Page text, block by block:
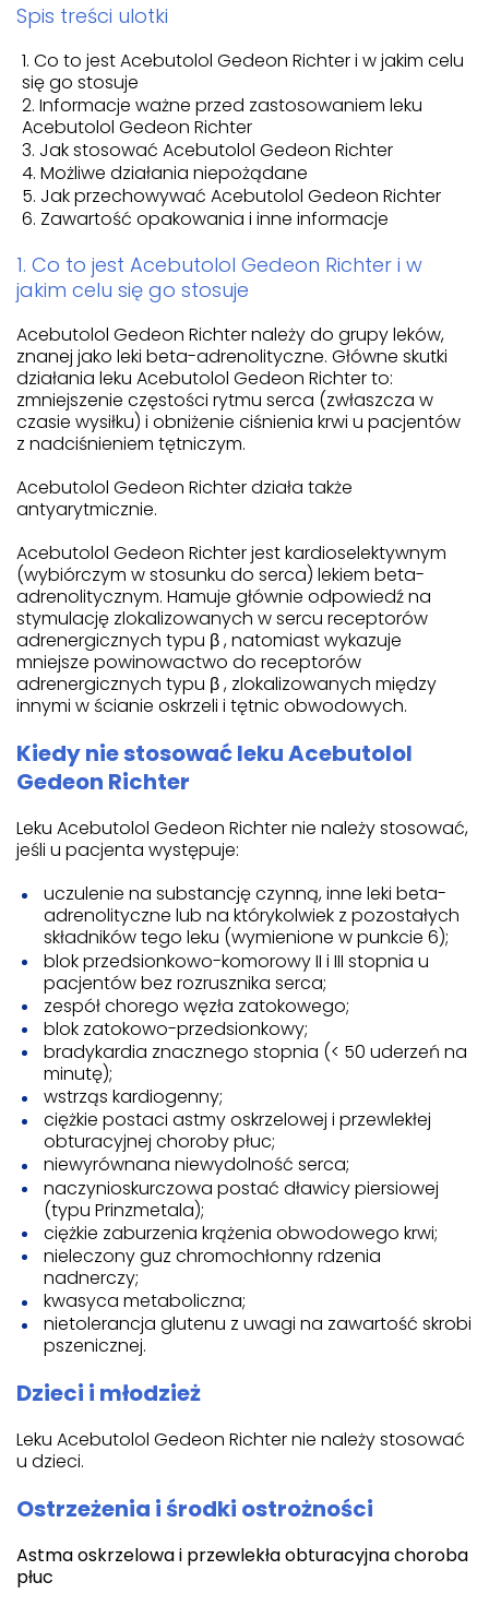
Spis treści ulotki
Co to jest Acebutolol Gedeon Richter i w jakim celu
się go stosuje
Informacje ważne przed zastosowaniem leku
Acebutolol Gedeon Richter
Jak stosować Acebutolol Gedeon Richter
Możliwe działania niepożądane
Jak przechowywać Acebutolol Gedeon Richter
Zawartość opakowania i inne informacje
1. Co to jest Acebutolol Gedeon Richter i w
jakim celu się go stosuje
Acebutolol Gedeon Richter należy do grupy leków,
znanej jako leki beta-adrenolityczne. Główne skutki
działania leku Acebutolol Gedeon Richter to:
zmniejszenie częstości rytmu serca (zwłaszcza w
czasie wysiłku) i obniżenie ciśnienia krwi u pacjentów
z nadciśnieniem tętniczym.
Acebutolol Gedeon Richter działa także
antyarytmicznie.
Acebutolol Gedeon Richter jest kardioselektywnym
(wybiórczym w stosunku do serca) lekiem beta-
adrenolitycznym. Hamuje głównie odpowiedź na
stymulację zlokalizowanych w sercu receptorów
adrenergicznych typu β , natomiast wykazuje
mniejsze powinowactwo do receptorów
adrenergicznych typu β , zlokalizowanych między
innymi w ścianie oskrzeli i tętnic obwodowych.
Kiedy nie stosować leku Acebutolol
Gedeon Richter
Leku Acebutolol Gedeon Richter nie należy stosować,
jeśli u pacjenta występuje:
uczulenie na substancję czynną, inne leki beta-
adrenolityczne lub na którykolwiek z pozostałych
składników tego leku (wymienione w punkcie 6);
blok przedsionkowo-komorowy II i III stopnia u
pacjentów bez rozrusznika serca;
zespół chorego węzła zatokowego;
blok zatokowo-przedsionkowy;
bradykardia znacznego stopnia (< 50 uderzeń na
minutę);
wstrząs kardiogenny;
ciężkie postaci astmy oskrzelowej i przewlekłej
obturacyjnej choroby płuc;
niewyrównana niewydolność serca;
naczynioskurczowa postać dławicy piersiowej
(typu Prinzmetala);
ciężkie zaburzenia krążenia obwodowego krwi;
nieleczony guz chromochłonny rdzenia
nadnerczy;
kwasyca metaboliczna;
nietolerancja glutenu z uwagi na zawartość skrobi
pszenicznej.
Dzieci i młodzież
Leku Acebutolol Gedeon Richter nie należy stosować
u dzieci.
Ostrzeżenia i środki ostrożności
Astma oskrzelowa i przewlekła obturacyjna choroba
płuc